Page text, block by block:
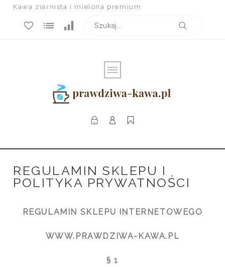
Kawa ziarnista i mielona premium
REGULAMIN SKLEPU I
POLITYKA PRYWATNOŚCI
REGULAMIN SKLEPU INTERNETOWEGO
WWW.PRAWDZIWA-KAWA.PL
§ 1